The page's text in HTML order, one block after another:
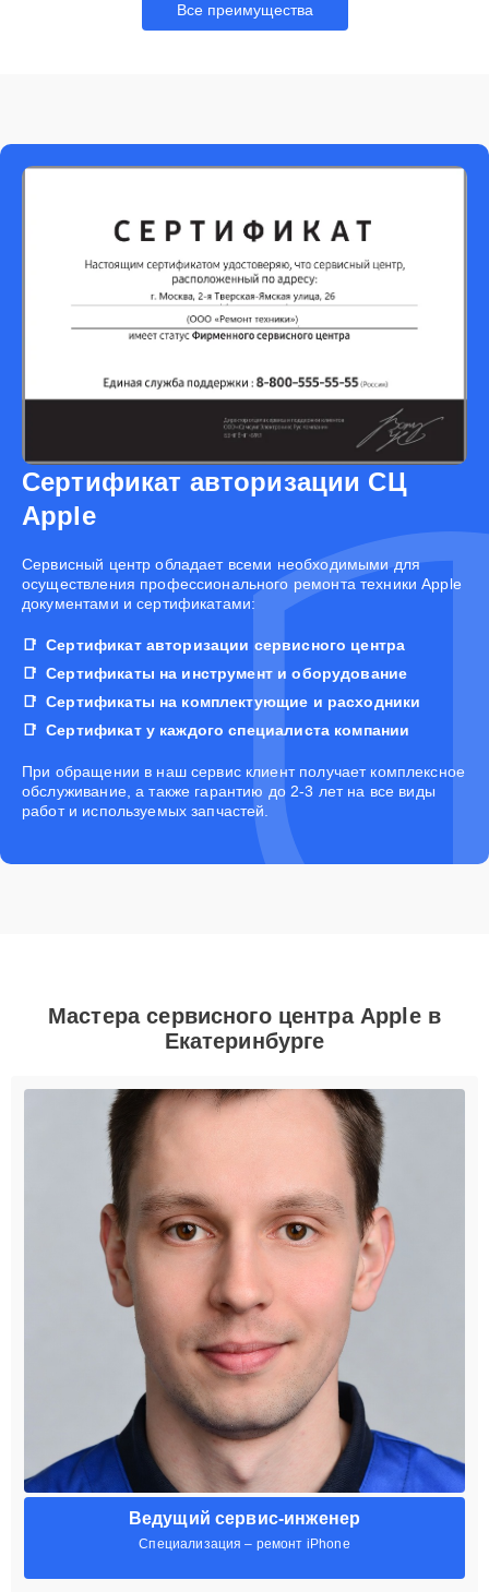
Все преимущества
Сертификат авторизации СЦ
Apple
Cервисный центр обладает всеми необходимыми для
осуществления профессионального ремонта техники Apple
документами и сертификатами:
Сертификат авторизации сервисного центра
Сертификаты на инструмент и оборудование
Сертификаты на комплектующие и расходники
Сертификат у каждого специалиста компании
При обращении в наш сервис клиент получает комплексное
обслуживание, а также гарантию до 2-3 лет на все виды
работ и используемых запчастей.
Мастера сервисного центра Apple в
Екатеринбурге
Ведущий сервис-инженер
Специализация – ремонт iPhone